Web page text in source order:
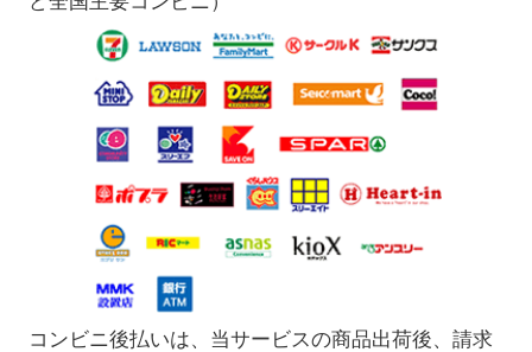
コンビニ後払いは、当サービスの商品出荷後、請求